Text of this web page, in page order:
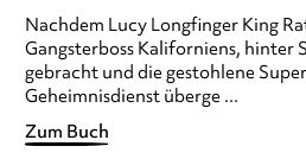
Nachdem Lucy Longfinger King
Gangsterboss Kaliforniens, hinter
gebracht und die gestohlene
Geheimnisdienst überge ...
Zum Buch